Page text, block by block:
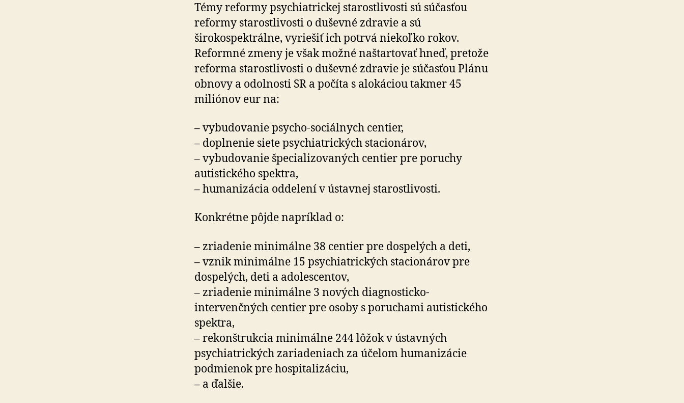
Témy reformy psychiatrickej starostlivosti sú súčasťou
reformy starostlivosti o duševné zdravie a sú
širokospektrálne, vyriešiť ich potrvá niekoľko rokov.
Reformné zmeny je však možné naštartovať hneď, pretože
reforma starostlivosti o duševné zdravie je súčasťou Plánu
obnovy a odolnosti SR a počíta s alokáciou takmer 45
miliónov eur na:
– vybudovanie psycho-sociálnych centier,
– doplnenie siete psychiatrických stacionárov,
– vybudovanie špecializovaných centier pre poruchy
autistického spektra,
– humanizácia oddelení v ústavnej starostlivosti.
Konkrétne pôjde napríklad o:
– zriadenie minimálne 38 centier pre dospelých a deti,
– vznik minimálne 15 psychiatrických stacionárov pre
dospelých, deti a adolescentov,
– zriadenie minimálne 3 nových diagnosticko-
intervenčných centier pre osoby s poruchami autistického
spektra,
– rekonštrukcia minimálne 244 lôžok v ústavných
psychiatrických zariadeniach za účelom humanizácie
podmienok pre hospitalizáciu,
– a ďalšie.